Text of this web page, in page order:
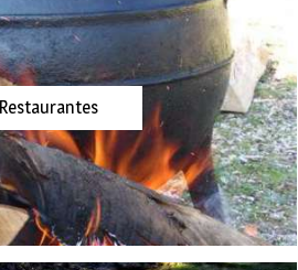
Restaurantes